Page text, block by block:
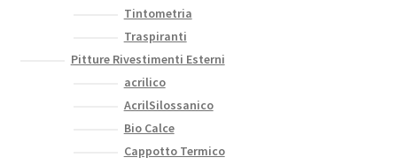
Tintometria
Traspiranti
Pitture Rivestimenti Esterni
acrilico
AcrilSilossanico
Bio Calce
Cappotto Termico